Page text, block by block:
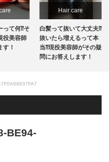
って何⁇そ
役美容師
！
Hair care
白髪って抜いて大丈夫⁇
抜いたら増えるって本
当⁇現役美容師がその疑
問にお答えします！
BE94-